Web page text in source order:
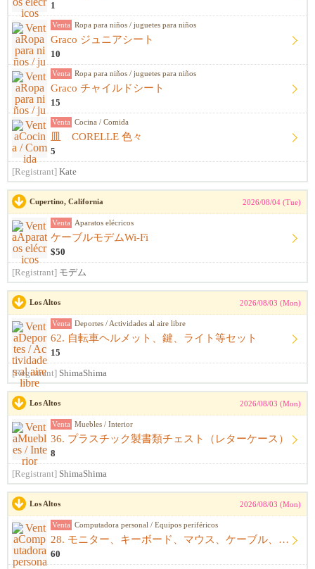
1
Venta Ropa para niños / juguetes para niños
Graco ジュニアシート
10
Venta Ropa para niños / juguetes para niños
Graco チャイルドシート
15
Venta Cocina / Comida
皿 CORELLE 色々
5
[Registrant] Kate
Cupertino, California 2026/08/04 (Tue)
Venta Aparatos elécricos
ケーブルモデムWi-Fi
$50
[Registrant] モデム
Los Altos 2026/08/03 (Mon)
Venta Deportes / Actividades al aire libre
62. 自転車ヘルメット、鍵、ライト等セット
15
[Registrant] ShimaShima
Los Altos 2026/08/03 (Mon)
Venta Muebles / Interior
36. プラスチック製書類チェスト（レターケース）
8
[Registrant] ShimaShima
Los Altos 2026/08/03 (Mon)
Venta Computadora personal / Equipos periféricos
28. モニター、キーボード、マウス、ケーブル、アームレスト一式
60